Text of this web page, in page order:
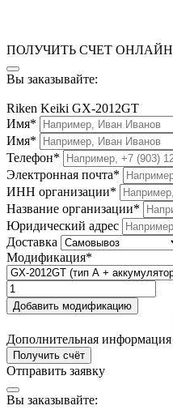
ПОЛУЧИТЬ СЧЕТ ОНЛАЙН
Вы заказывайте:
Riken Keiki GX-2012GT
Имя*
Имя*
Телефон*
Электронная почта*
ИНН организации*
Название организации*
Юридический адрес
Доставка
Модификация*
Добавить модификацию
Дополнительная информация
Получить счёт
Отправить заявку
Вы заказывайте: